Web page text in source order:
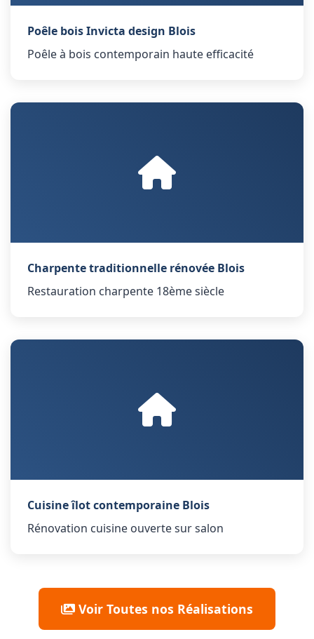
Poêle bois Invicta design Blois
Poêle à bois contemporain haute efficacité
Charpente traditionnelle rénovée Blois
Restauration charpente 18ème siècle
Cuisine îlot contemporaine Blois
Rénovation cuisine ouverte sur salon
Voir Toutes nos Réalisations